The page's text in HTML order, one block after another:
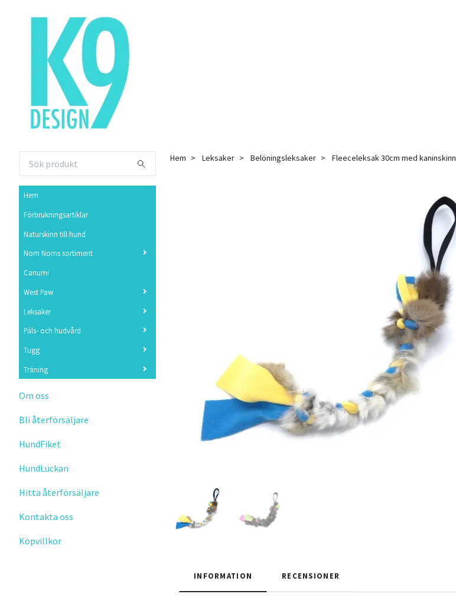
Hem
Förbrukningsartiklar
Naturskinn till hund
Nom Noms sortiment
Canumi
West Paw
Leksaker
Päls- och hudvård
Tugg
Träning
Om oss
Bli återförsäljare
HundFiket
HundLuckan
Hitta återförsäljare
Kontakta oss
Köpvillkor
Hem Leksaker Belöningsleksaker Fleeceleksak 30cm med kaninskinn
INFORMATION RECENSIONER